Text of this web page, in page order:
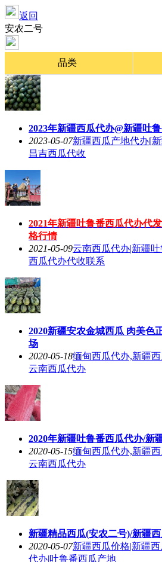
返回
安农二号
品类
2023年新疆西瓜代办@新疆吐
2023-05-07新疆西瓜产地代办[
昌吉西瓜代收
2021年新疆吐鲁番西瓜代办代
格行情
2021-05-09云南西瓜代办|新疆
西瓜代办代收联系
2020新疆安农金城西瓜 肉美色
场
2020-05-18缅甸西瓜代办,新疆
云南西瓜代办
2020年新疆吐鲁番西瓜代办/新
2020-05-15缅甸西瓜代办,新疆
云南西瓜代办
新疆精品西瓜(安农二号)/新疆
2020-05-07新疆西瓜价格|新疆
代办|吐鲁番西瓜产地